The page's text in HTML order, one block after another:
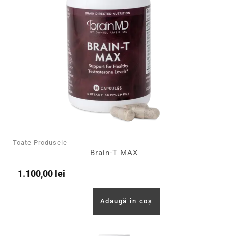
Toate Produsele
Brain-T MAX
1.100,00 lei
Adaugă în coș